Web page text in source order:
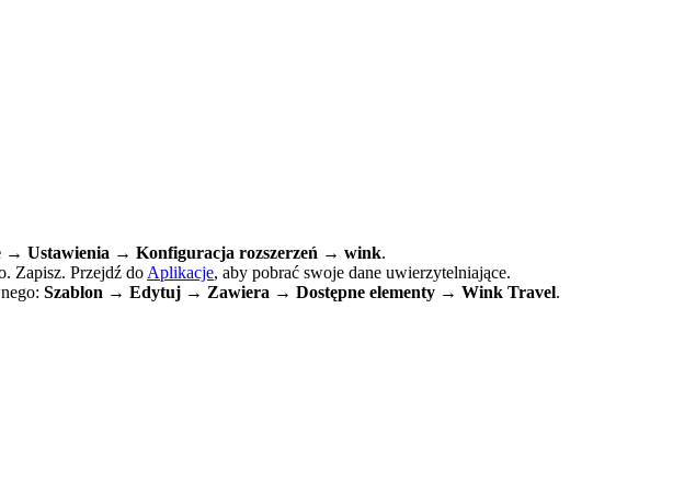
→ Ustawienia → Konfiguracja rozszerzeń → wink.
Zapisz. Przejdź do Aplikacje, aby pobrać swoje dane uwierzytelniające.
Szablon → Edytuj → Zawiera → Dostępne elementy → Wink Travel.